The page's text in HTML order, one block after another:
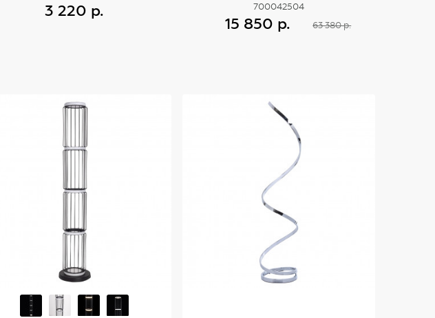
3 220 р.
700042504
15 850 р.
63 380 р.